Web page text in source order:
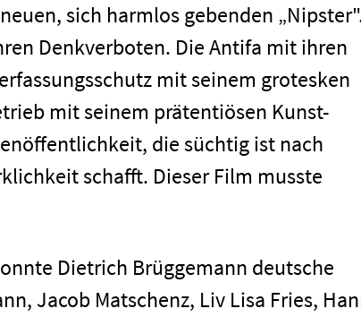
sich harmlos gebenden
Denkverboten. Die Antifa mit ihren
mit seinem grotesken
mit seinem prätentiösen Kunst-
die süchtig ist nach
schafft. Dieser Film musste
Dietrich Brüggemann deutsche
Jacob Matschenz, Liv Lisa Fries,